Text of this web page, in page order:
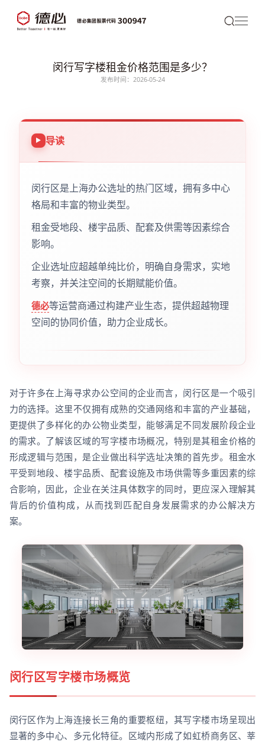
闵行写字楼租金价格范围是多少？
发布时间：2026-05-24
导读
闵行区是上海办公选址的热门区域，拥有多中心
格局和丰富的物业类型。
租金受地段、楼宇品质、配套及供需等因素综合
影响。
企业选址应超越单纯比价，明确自身需求，实地
考察，并关注空间的长期赋能价值。
德必等运营商通过构建产业生态，提供超越物理
空间的协同价值，助力企业成长。
对于许多在上海寻求办公空间的企业而言，闵行区是一个吸引
力的选择。这里不仅拥有成熟的交通网络和丰富的产业基础，
更提供了多样化的办公物业类型，能够满足不同发展阶段企业
的需求。了解该区域的写字楼市场概况，特别是其租金价格的
形成逻辑与范围，是企业做出科学选址决策的首先步。租金水
平受到地段、楼宇品质、配套设施及市场供需等多重因素的综
合影响，因此，企业在关注具体数字的同时，更应深入理解其
背后的价值构成，从而找到匹配自身发展需求的办公解决方
案。
闵行区写字楼市场概览
闵行区作为上海连接长三角的重要枢纽，其写字楼市场呈现出
显著的多中心、多元化特征。区域内形成了如虹桥商务区、莘